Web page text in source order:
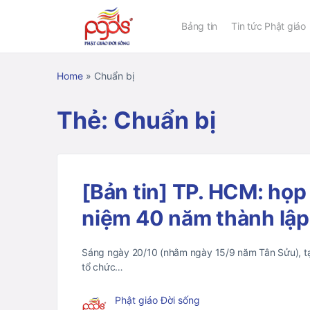
Bảng tin Tin tức Phật giáo
Home » Chuẩn bị
Thẻ: Chuẩn bị
[Bản tin] TP. HCM:
niệm 40 năm thành lập
Sáng ngày 20/10 (nhằm ngày 15/9 năm Tân Sửu),
tổ chức…
Phật giáo Đời sống